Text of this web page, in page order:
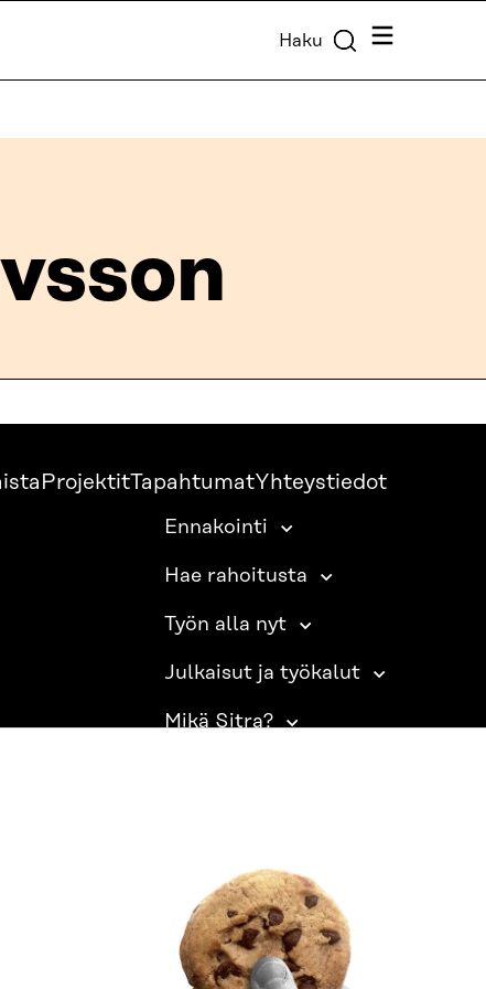
Haku Valikko
ProjektitTapahtumatYhteystiedot
Ennakointi
Hae rahoitusta
Työn alla nyt
Julkaisut ja työkalut
Mikä Sitra?
SITRA SOSIAALISESSA MEDIASSA